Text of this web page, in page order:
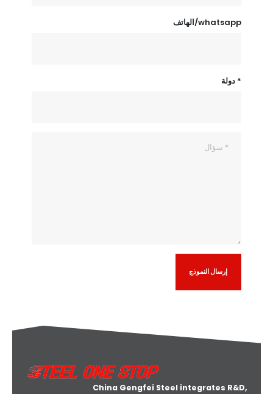
الهاتف/whatsapp
دولة *
China Gengfei Steel integrates R&D,